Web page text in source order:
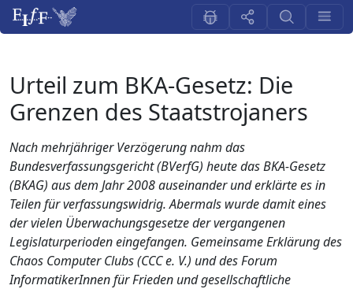
Urteil zum BKA-Gesetz: Die
Grenzen des Staatstrojaners
Nach mehrjähriger Verzögerung nahm das
Bundesverfassungsgericht (BVerfG) heute das BKA-Gesetz
(BKAG) aus dem Jahr 2008 auseinander und erklärte es in
Teilen für verfassungswidrig. Abermals wurde damit eines
der vielen Überwachungsgesetze der vergangenen
Legislaturperioden eingefangen. Gemeinsame Erklärung des
Chaos Computer Clubs (CCC e. V.) und des Forum
InformatikerInnen für Frieden und gesellschaftliche